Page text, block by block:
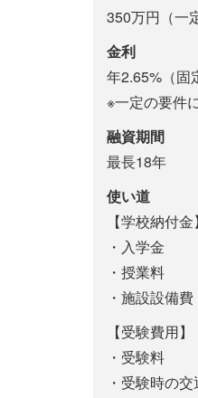
350万円（一
金利
年2.65%（固
※一定の要件
融資期間
最長18年
使い道
【学校納付金】
・入学金
・授業料
・施設設備
【受験費用】
・受験料
・受験時の